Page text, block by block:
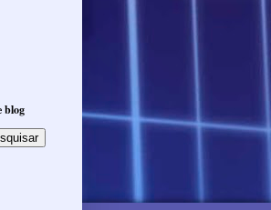
blog